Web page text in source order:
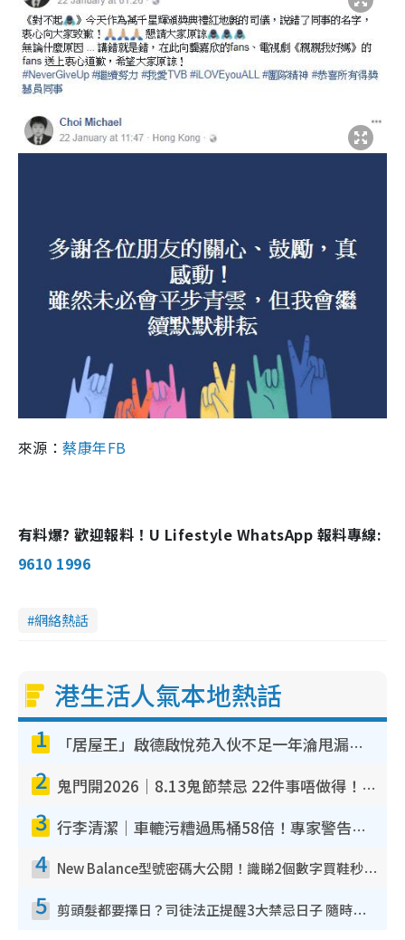
來源：蔡康年FB
有料爆? 歡迎報料！U Lifestyle WhatsApp 報料專線:
9610 1996
網絡熱話
港生活人氣本地熱話
1 「居屋王」啟德啟悅苑入伙不足一年淪甩漏之王！插頭噴火花致大停電 多戶業主全屋家電報銷
2 鬼門開2026｜8.13鬼節禁忌 22件事唔做得！燒肉、刺身要少食？半夜勿吹口哨/打呢個電話
3 行李清潔｜車轆污糟過馬桶58倍！專家警告忌用酒精抹 教1招免污手除菌
4 New Balance型號密碼大公開！識睇2個數字買鞋秒知功能免中伏 附5大熱門鞋款
5 剪頭髮都要擇日？司徒法正提醒3大禁忌日子 隨時剪走財運！呢日剪髮恐「剪壽命」？